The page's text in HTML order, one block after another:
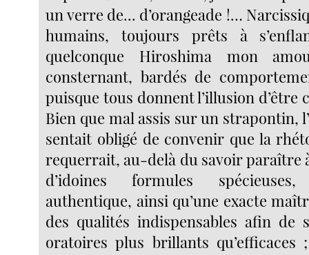
un verre de... d’orangeade !…
humains, toujours prêts à
quelconque Hiroshima mon
consternant, bardés de
puisque tous donnent l’illusion d’être
Bien que mal assis sur un strapontin,
sentait obligé de convenir que la
requerrait, au-delà du savoir paraître
d’idoines formules
authentique, ainsi qu’une exacte
des qualités indispensables afin de
oratoires plus brillants qu’efficaces